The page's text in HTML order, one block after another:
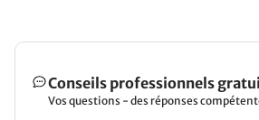
Conseils professionnels
Vos questions - des réponses